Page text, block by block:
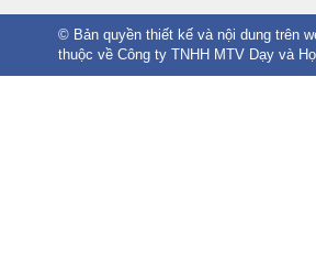
© Bản quyền thiết kế và nội dung trên
thuộc về Công ty TNHH MTV Dạy và